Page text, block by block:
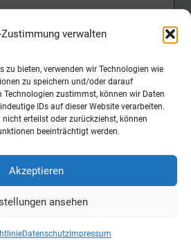
verwalten
zu bieten, verwenden wir Technologien wie
zu speichern und/oder darauf
Technologien zustimmst, können wir Daten
IDs auf dieser Website verarbeiten.
erteilst oder zurückziehst, können
beeinträchtigt werden.
Akzeptieren
ansehen
Datenschutz Impressum
Productions Germany